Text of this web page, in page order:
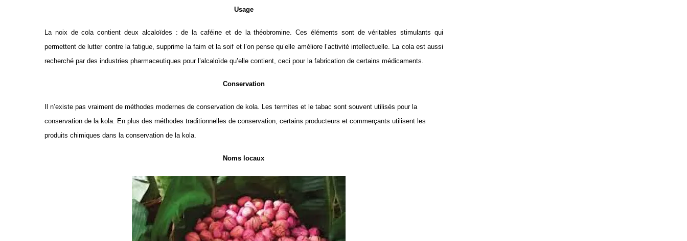
Usage
La noix de cola contient deux alcaloïdes : de la caféine et de la théobromine. Ces éléments sont de véritables stimulants qui
permettent de lutter contre la fatigue, supprime la faim et la soif et l’on pense qu’elle améliore l’activité intellectuelle. La cola est aussi
recherché par des industries pharmaceutiques pour l’alcaloïde qu’elle contient, ceci pour la fabrication de certains médicaments.
Conservation
Il n’existe pas vraiment de méthodes modernes de conservation de kola. Les termites et le tabac sont souvent utilisés pour la
conservation de la kola. En plus des méthodes traditionnelles de conservation, certains producteurs et commerçants utilisent les
produits chimiques dans la conservation de la kola.
Noms locaux